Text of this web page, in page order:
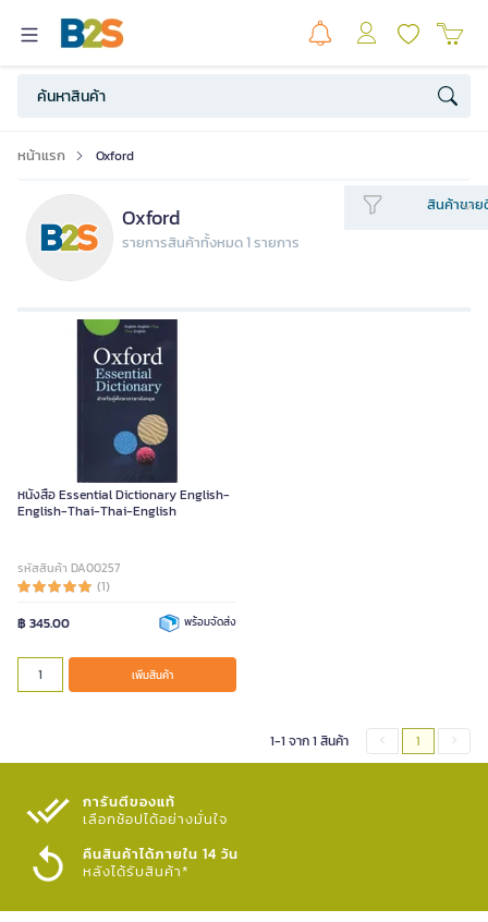
หน้าแรก Oxford
Oxford
รายการสินค้าทั้งหมด 1 รายการ
สินค้าขาย
หนังสือ Essential Dictionary English-
English-Thai-Thai-English
รหัสสินค้า DA00257
(1)
฿ 345.00
พร้อมจัดส่ง
เพิ่มสินค้า
1-1 จาก 1 สินค้า 1
การันตีของแท้
เลือกช้อปได้อย่างมั่นใจ​
คืนสินค้าได้ภายใน 14 วัน
หลังได้รับสินค้า*